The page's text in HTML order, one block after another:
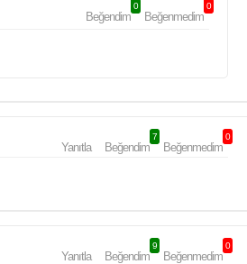
Beğendim
0
Beğenmedim
0
Yanıtla Beğendim
7
Beğenmedim
0
Yanıtla Beğendim
9
Beğenmedim
0